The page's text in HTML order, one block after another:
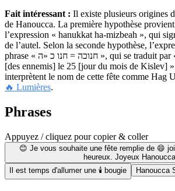
Fait intéressant : Il existe plusieurs origines
de Hanoucca. La première hypothèse
l’expression « hanukkat ha-mizbeah », qui
de l’autel. Selon la seconde hypothèse,
phrase « חנוכה = חנו כ «ה », qui se traduit par « ils se sont reposés
[des ennemis] le 25 [jour du mois de Kislev]
interprètent le nom de cette fête comme Hag
🔥 Lumières.
Phrases
Appuyez / cliquez pour copier & coller
😊 Je vous souhaite une fête remplie de 😄
heureux. Joyeux
Il est temps d'allumer une 🕯 bougie
Hanoucca